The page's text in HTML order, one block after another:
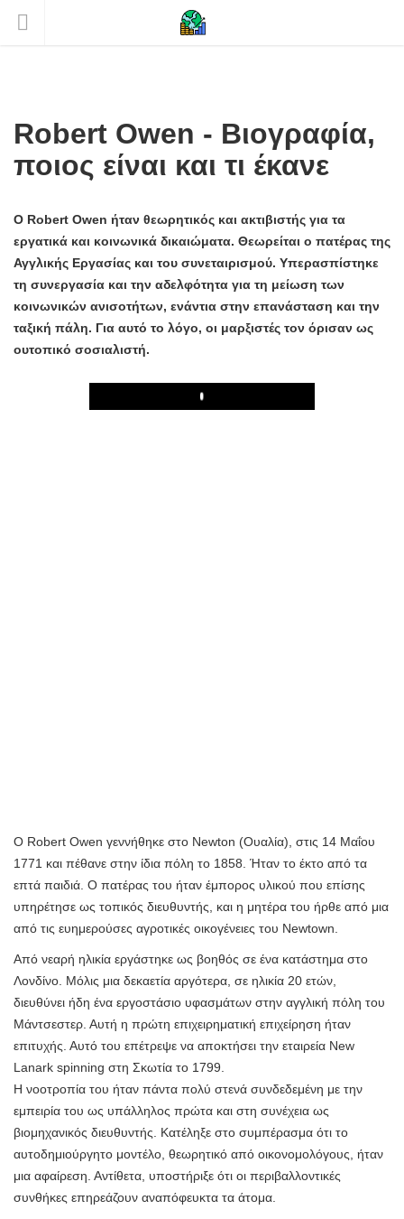
Robert Owen - Βιογραφία,
ποιος είναι και τι έκανε
Ο Robert Owen ήταν θεωρητικός και ακτιβιστής για τα
εργατικά και κοινωνικά δικαιώματα. Θεωρείται ο πατέρας της
Αγγλικής Εργασίας και του συνεταιρισμού. Υπερασπίστηκε
τη συνεργασία και την αδελφότητα για τη μείωση των
κοινωνικών ανισοτήτων, ενάντια στην επανάσταση και την
ταξική πάλη. Για αυτό το λόγο, οι μαρξιστές τον όρισαν ως
ουτοπικό σοσιαλιστή.
Play
Ο Robert Owen γεννήθηκε στο Newton (Ουαλία), στις 14 Μαΐου
1771 και πέθανε στην ίδια πόλη το 1858. Ήταν το έκτο από τα
επτά παιδιά. Ο πατέρας του ήταν έμπορος υλικού που επίσης
υπηρέτησε ως τοπικός διευθυντής, και η μητέρα του ήρθε από μια
από τις ευημερούσες αγροτικές οικογένειες του Newtown.
Από νεαρή ηλικία εργάστηκε ως βοηθός σε ένα κατάστημα στο
Λονδίνο. Μόλις μια δεκαετία αργότερα, σε ηλικία 20 ετών,
διευθύνει ήδη ένα εργοστάσιο υφασμάτων στην αγγλική πόλη του
Μάντσεστερ. Αυτή η πρώτη επιχειρηματική επιχείρηση ήταν
επιτυχής. Αυτό του επέτρεψε να αποκτήσει την εταιρεία New
Lanark spinning στη Σκωτία το 1799.
Η νοοτροπία του ήταν πάντα πολύ στενά συνδεδεμένη με την
εμπειρία του ως υπάλληλος πρώτα και στη συνέχεια ως
βιομηχανικός διευθυντής. Κατέληξε στο συμπέρασμα ότι το
αυτοδημιούργητο μοντέλο, θεωρητικό από οικονομολόγους, ήταν
μια αφαίρεση. Αντίθετα, υποστήριξε ότι οι περιβαλλοντικές
συνθήκες επηρεάζουν αναπόφευκτα τα άτομα.